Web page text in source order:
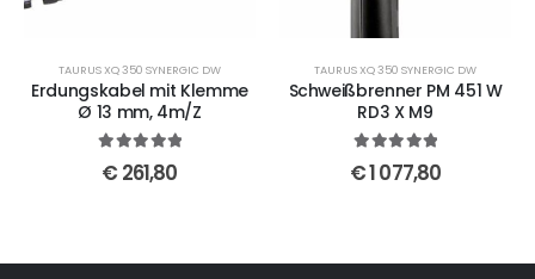
TAURUS XQ 350 SYNERGIC DW
Erdungskabel mit Klemme
Ø 13 mm, 4m/Z
out of 5
€ 261,80
TAURUS XQ 350 SYNERGIC DW
Schweißbrenner PM 451 W
RD3 X M9
out of 5
€1 077,80